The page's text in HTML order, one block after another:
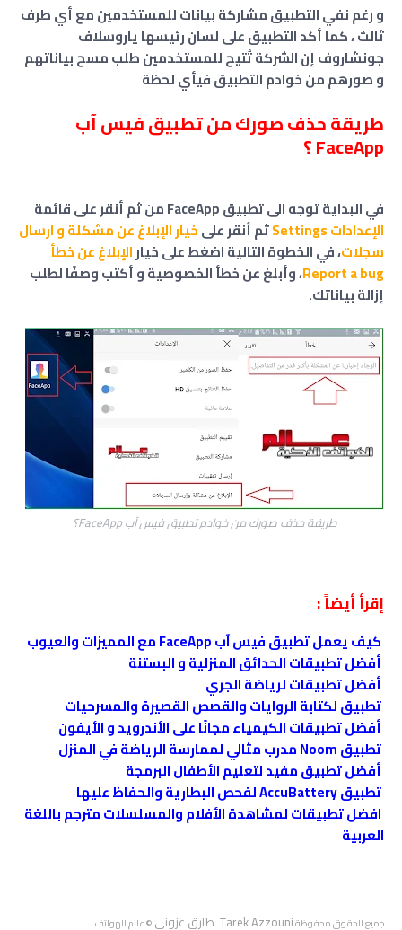
و رغم نفي التطبيق مشاركة بيانات للمستخدمين مع أي طرف
ثالث ، كما أكد التطبيق على لسان رئيسها ياروسلاف
جونشاروف إن الشركة تُتيح للمستخدمين طلب مسح بياناتهم
و صورهم من خوادم التطبيق فيأي لحظة
طريقة حذف صورك من تطبيق فيس آب
FaceApp ؟
في البداية توجه الى تطبيق FaceApp من ثم أنقر على قائمة
الإعدادات Settings
ثم أنقر علىخيار الإبلاغ عن مشكلة و ارسال
سجلات، في الخطوة التالية اضغط على خيارالإبلاغ عن خطأ
Report a bug، وأبلغ عن خطأ الخصوصية و أكتب وصفًا لطلب
إزالة بياناتك.
طريقة حذف صورك من خوادم تطبيق فيس آب FaceApp؟
إقرأ أيضاً :
كيف يعمل تطبيق فيس آب FaceApp مع المميزات والعيوب
أفضل تطبيقات الحدائق المنزلية و البستنة
أفضل تطبيقات لرياضة الجري
تطبيق لكتابة الروايات والقصص القصيرة والمسرحيات
أفضل تطبيقات ‏الكيمياء مجانًا على الأندرويد و الأيفون
تطبيق Noom مدرب مثالي لممارسة الرياضة في المنزل
أفضل تطبيق مفيد لتعليم الأطفال البرمجة
تطبيق AccuBattery لفحص البطارية والحفاظ عليها
افضل تطبيقات لمشاهدة الأفلام والمسلسلات مترجم باللغة
العربية
جميع الحقوق محفوظةTarek Azzouni طارق عزوني © عالم الهواتف